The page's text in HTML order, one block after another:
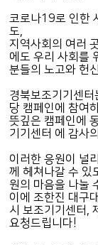
코로나19로 인한
도,
지역사회의 여러
에도 우리 사회를
분들의 노고와 헌
경북보조기기센
당 캠페인에 참여
뜻깊은 캠페인에
기기센터 에 감사
이러한 응원이 널
께 헤쳐나갈 수 있
원의 마음을 나눌
이에 조한진 대구
시 보조기기센터,
요청드립니다!